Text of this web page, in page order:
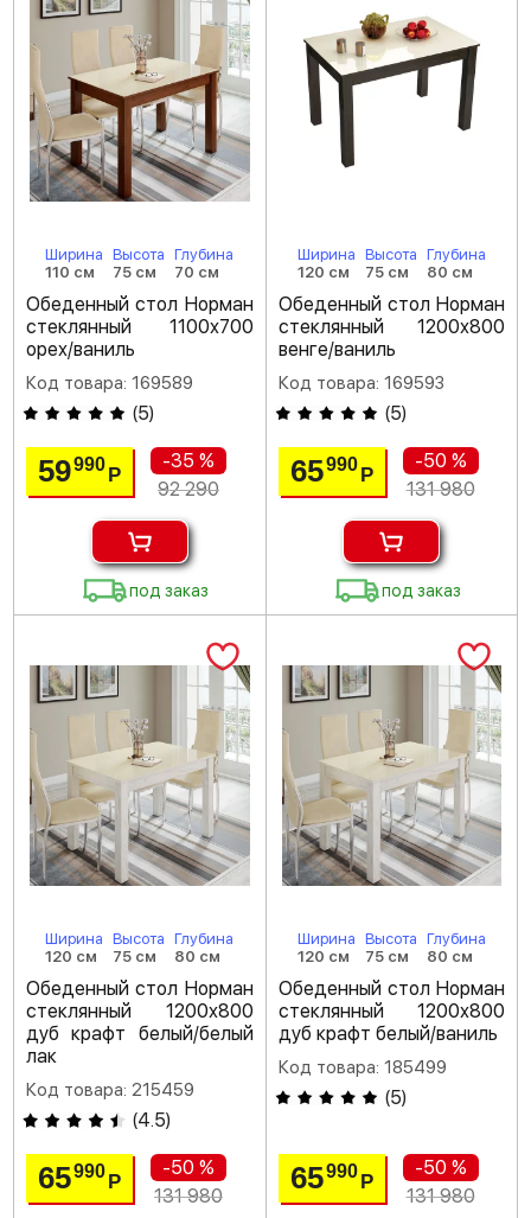
Ширина
110 см
Высота
75 см
Глубина
70 см
Обеденный стол Норман
стеклянный 1100х700
орех/ваниль
Код товара: 169589
(5)
59990Р
-35 %
92 290
под заказ
Ширина
120 см
Высота
75 см
Глубина
80 см
Обеденный стол Норман
стеклянный 1200х800
венге/ваниль
Код товара: 169593
(5)
65990 Р
-50 %
131 980
под заказ
Ширина
120 см
Высота
75 см
Глубина
80 см
Обеденный стол Норман
стеклянный 1200х800
дуб крафт белый/белый
лак
Код товара: 215459
(4.5)
65990Р
-50 %
131 980
Ширина
120 см
Высота
75 см
Глубина
80 см
Обеденный стол Норман
стеклянный 1200х800
дуб крафт белый/ваниль
Код товара: 185499
(5)
65990 Р
-50 %
131 980